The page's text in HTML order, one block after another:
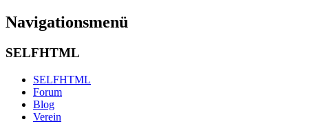
Navigationsmenü
SELFHTML
SELFHTML
Forum
Blog
Verein